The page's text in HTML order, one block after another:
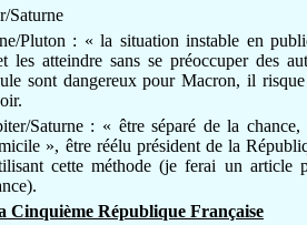
Saturne
Pluton : « la situation instable en
les atteindre sans se préoccuper des
sont dangereux pour Macron, il
Saturne : « être séparé de la
», être réélu président de la
cette méthode (je ferai un article
Cinquième République Française